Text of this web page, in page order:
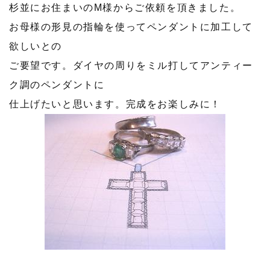
杉並にお住まいのM様からご依頼を頂きました。
お母様の形見の指輪を使ってペンダントに加工して
欲しいとの
ご要望です。ダイヤの周りをミル打してアンティー
ク調のペンダントに
仕上げたいと思います。完成をお楽しみに！